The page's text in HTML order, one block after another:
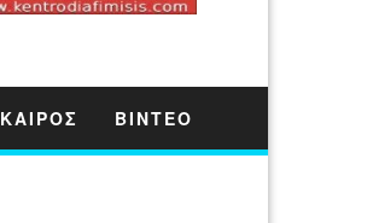
ΚΑΙΡΟΣ ΒΙΝΤΕΟ